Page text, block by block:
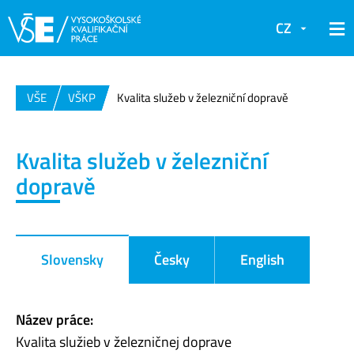
CZ
VŠE VŠKP Kvalita služeb v železniční dopravě
Kvalita služeb v železniční
dopravě
Slovensky Česky English
Název práce:
Kvalita služieb v železničnej doprave